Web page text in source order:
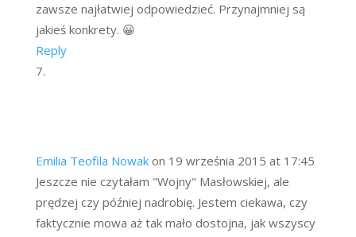
zawsze najłatwiej odpowiedzieć. Przynajmniej są
jakieś konkrety. 😀
Reply
Emilia Teofila Nowak on 19 września 2015 at 17:45
Jeszcze nie czytałam "Wojny" Masłowskiej, ale
prędzej czy później nadrobię. Jestem ciekawa, czy
faktycznie mowa aż tak mało dostojna, jak wszyscy